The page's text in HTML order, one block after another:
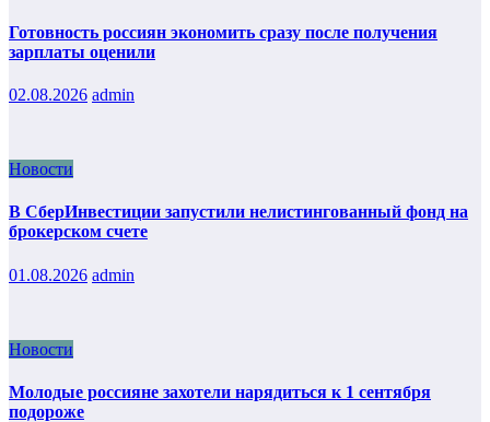
Готовность россиян экономить сразу после получения
зарплаты оценили
02.08.2026 admin
Новости
В СберИнвестиции запустили нелистингованный фонд на
брокерском счете
01.08.2026 admin
Новости
Молодые россияне захотели нарядиться к 1 сентября
подороже